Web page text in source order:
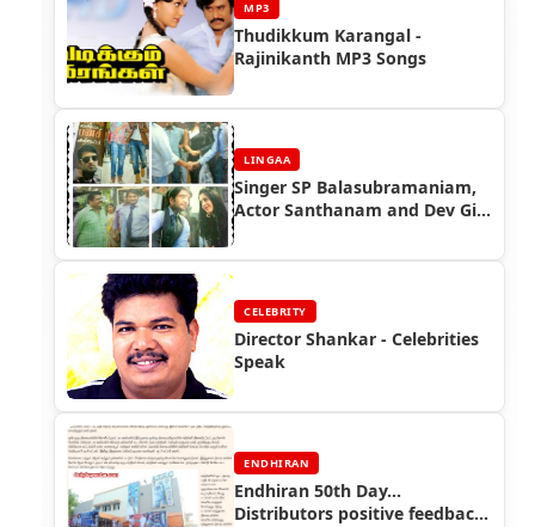
MP3
Thudikkum Karangal -
Rajinikanth MP3 Songs
LINGAA
Singer SP Balasubramaniam,
Actor Santhanam and Dev Gill
Lingaa Celebrity Speaks
CELEBRITY
Director Shankar - Celebrities
Speak
ENDHIRAN
Endhiran 50th Day...
Distributors positive feedback